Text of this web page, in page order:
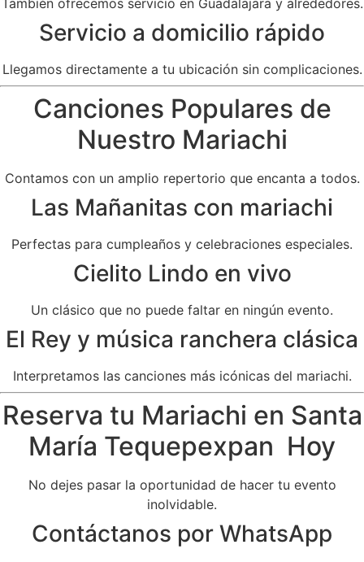
Servicio a domicilio rápido
Llegamos directamente a tu ubicación sin complicaciones.
Canciones Populares de
Nuestro Mariachi
Contamos con un amplio repertorio que encanta a todos.
Las Mañanitas con mariachi
Perfectas para cumpleaños y celebraciones especiales.
Cielito Lindo en vivo
Un clásico que no puede faltar en ningún evento.
El Rey y música ranchera clásica
Interpretamos las canciones más icónicas del mariachi.
Reserva tu Mariachi en Santa
María Tequepexpan Hoy
No dejes pasar la oportunidad de hacer tu evento
inolvidable.
Contáctanos por WhatsApp